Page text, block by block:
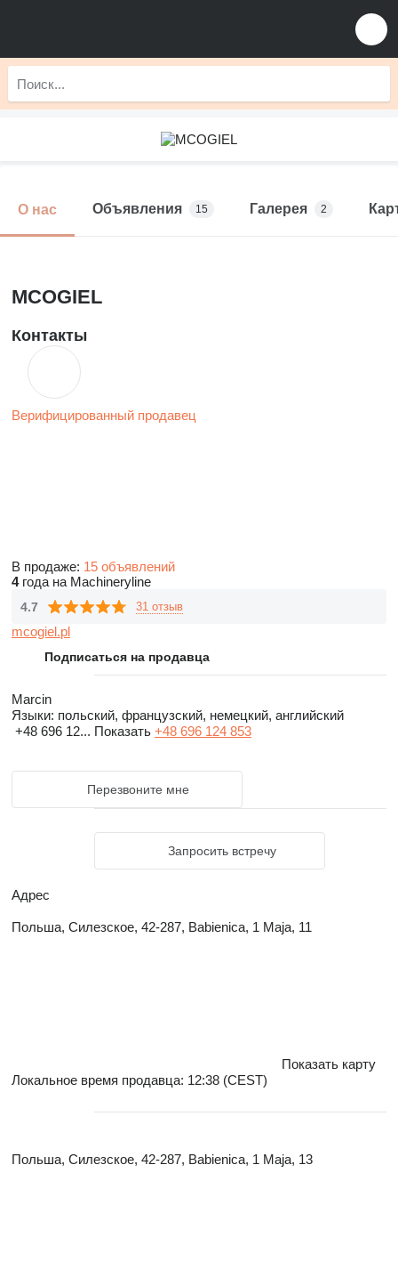
О нас Объявления 15 Галерея 2
MCOGIEL
Контакты
Верифицированный продавец
В продаже: 15 объявлений
4года на Machineryline
4.7 31 отзыв
mcogiel.pl
Подписаться на продавца
Marcin
Языки: польский, французский, немецкий, английский
+48 696 12... Показать +48 696 124 853
Перезвоните мне
Запросить встречу
Адрес
Польша, Силезское, 42-287, Babienica, 1 Maja, 11
Показать карту
Локальное время продавца: 12:38 (CEST)
Польша, Силезское, 42-287, Babienica, 1 Maja, 13